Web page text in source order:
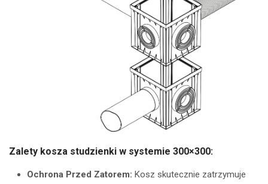
Zalety kosza studzienki w systemie 300×300:
Ochrona Przed Zatorem: Kosz skutecznie zatrzymuje